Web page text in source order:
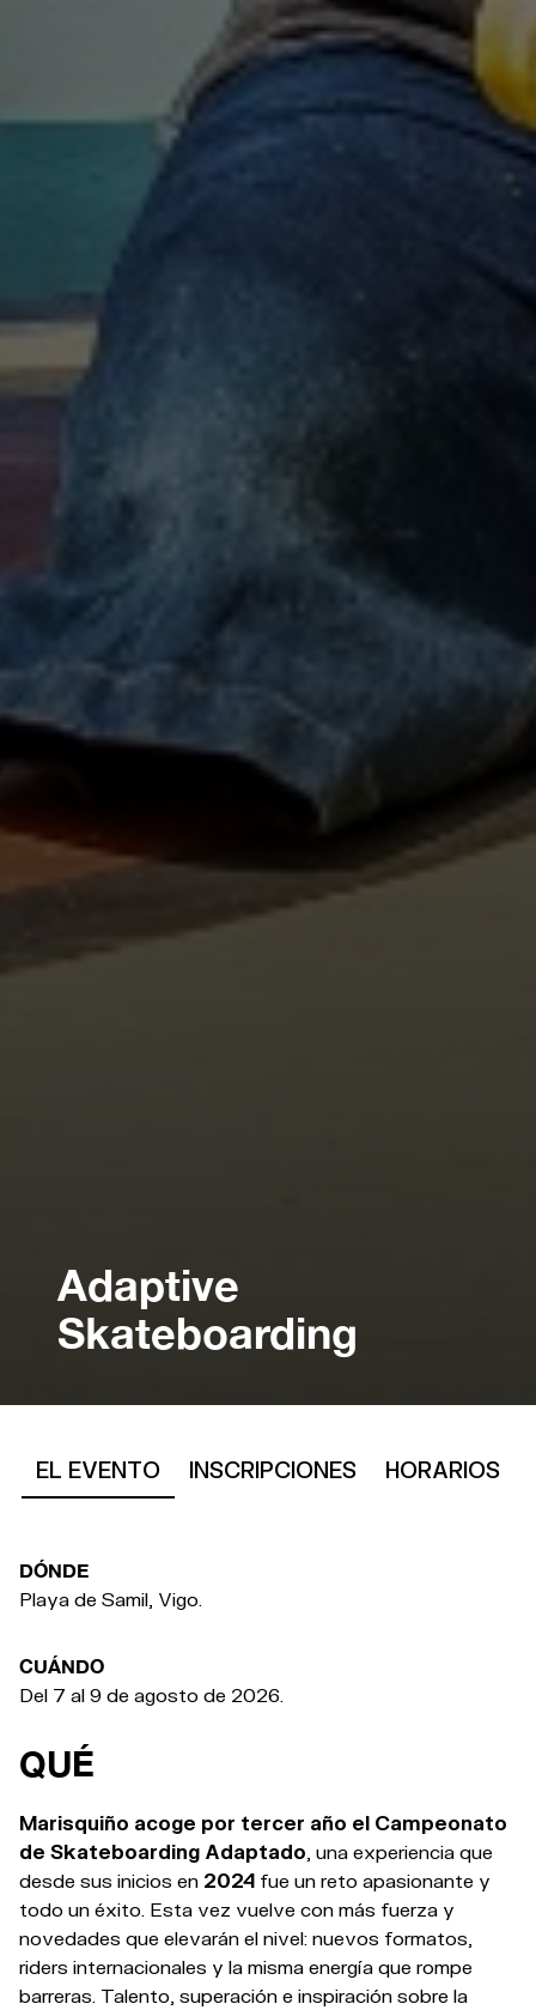
Adaptive
Skateboarding
EL EVENTO INSCRIPCIONES HORARIOS
DÓNDE
Playa de Samil, Vigo.
CUÁNDO
Del 7 al 9 de agosto de 2026.
QUÉ
Marisquiño acoge por tercer año el Campeonato
de Skateboarding Adaptado , una experiencia que
desde sus inicios en 2024 fue un reto apasionante y
todo un éxito. Esta vez vuelve con más fuerza y
novedades que elevarán el nivel: nuevos formatos,
riders internacionales y la misma energía que rompe
barreras. Talento, superación e inspiración sobre la